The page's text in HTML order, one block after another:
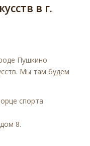
в г.
Пушкино
Мы там будем
спорта
8.